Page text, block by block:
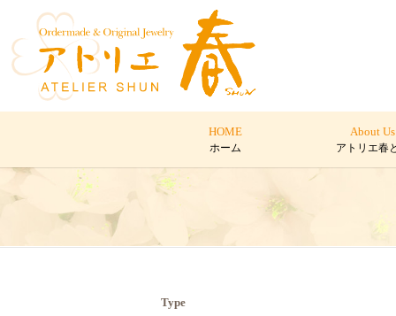
HOME
ホーム
About Us
アトリエ春
Type